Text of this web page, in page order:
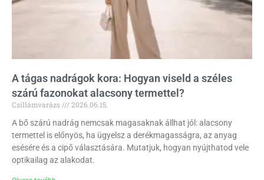
A tágas nadrágok kora: Hogyan viseld a széles
szárú fazonokat alacsony termettel?
Csillámvarázs
2026.06.15.
A bő szárú nadrág nemcsak magasaknak állhat jól: alacsony
termettel is előnyös, ha ügyelsz a derékmagasságra, az anyag
esésére és a cipő választására. Mutatjuk, hogyan nyújthatod vele
optikailag az alakodat.